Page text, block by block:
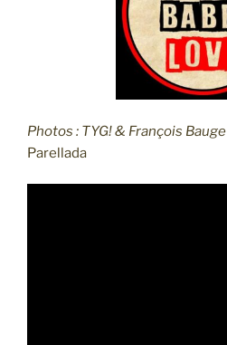
Photos : TYG! & François Bauge
Parellada